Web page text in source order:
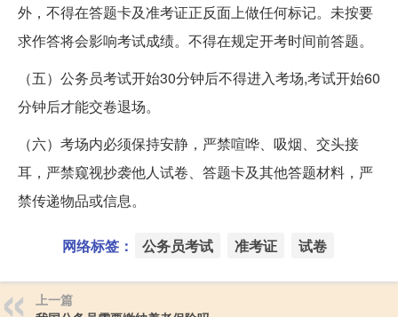
外，不得在答题卡及准考证正反面上做任何标记。未按要
求作答将会影响考试成绩。不得在规定开考时间前答题。
（五）公务员考试开始30分钟后不得进入考场,考试开始60
分钟后才能交卷退场。
（六）考场内必须保持安静，严禁喧哗、吸烟、交头接
耳，严禁窥视抄袭他人试卷、答题卡及其他答题材料，严
禁传递物品或信息。
网络标签： 公务员考试 准考证 试卷
上一篇